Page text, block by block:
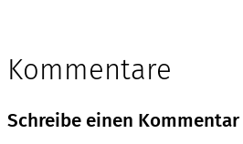
Kommentare
Schreibe einen Kommentar